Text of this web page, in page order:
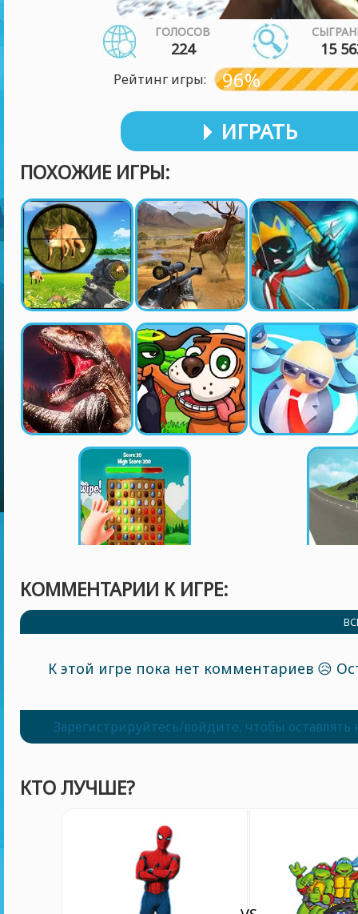
ГОЛОСОВ
224 15
Рейтинг игры: 96%
ИГРАТЬ
ПОХОЖИЕ ИГРЫ:
КОММЕНТАРИИ К ИГРЕ:
К этой игре пока нет комментариев 😥
Зарегистрируйтесь/войдите, чтобы
КТО ЛУЧШЕ?